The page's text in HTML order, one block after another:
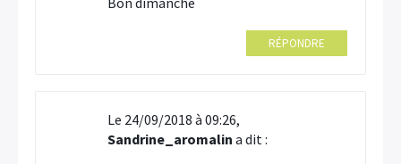
RÉPONDRE
Le 24/09/2018 à 09:26,
Sandrine_aromalin a dit :